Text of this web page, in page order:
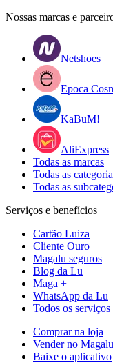
Nossas marcas e
Netshoes
Epoca
KaBuM!
AliExpress
Todas as marcas
Todas as
Todas as
Serviços e benefícios
Cartão Luiza
Cliente Ouro
Magalu seguros
Blog da Lu
Maga +
WhatsApp da Lu
Todos os serviços
Comprar na loja
Vender no Magalu
Baixe o aplicativo